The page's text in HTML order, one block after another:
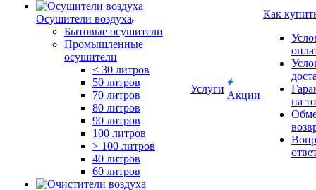
Осушители воздуха
Бытовые осушители
Промышленные
осушители
< 30 литров
50 литров
70 литров
80 литров
90 литров
100 литров
> 100 литров
40 литров
60 литров
Услуги
Акции
Как
на